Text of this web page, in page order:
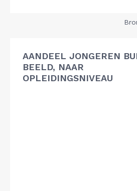
AANDEEL JONGEREN
BEELD, NAAR
OPLEIDINGSNIVEAU